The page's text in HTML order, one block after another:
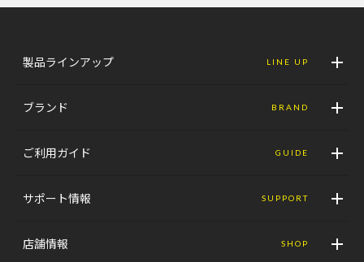
製品ラインアップ LINE UP
ブランド BRAND
ご利用ガイド GUIDE
サポート情報 SUPPORT
店舗情報 SHOP